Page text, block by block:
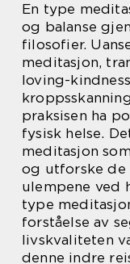
En type
og balanse
filosofier.
meditasjon,
loving-
praksisen ha
fysisk helse.
meditasjon
og utforske
ulempene ved
type
forståelse av
livskvaliteten
denne indre